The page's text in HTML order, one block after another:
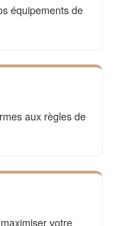
équipements de
aux règles de
votre